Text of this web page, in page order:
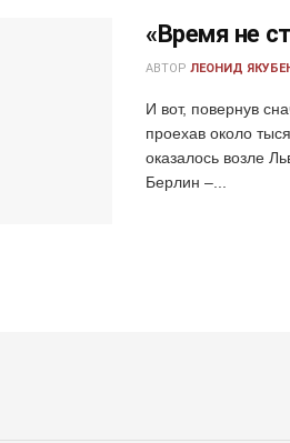
«Время не
АВТОР ЛЕОНИД
И вот, повернув
проехав около
оказалось возле
Берлин –...